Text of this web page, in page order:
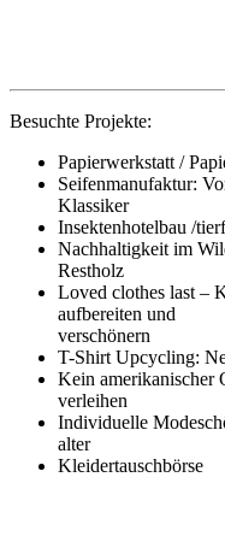
Besuchte Projekte:
Papierwerkstatt /
Seifenmanufaktur:
Klassiker
Insektenhotelbau /
Nachhaltigkeit im
Restholz
Loved clothes last –
aufbereiten und
verschönern
T-Shirt Upcycling:
Kein amerikanischer
verleihen
Individuelle
alter
Kleidertauschbörse